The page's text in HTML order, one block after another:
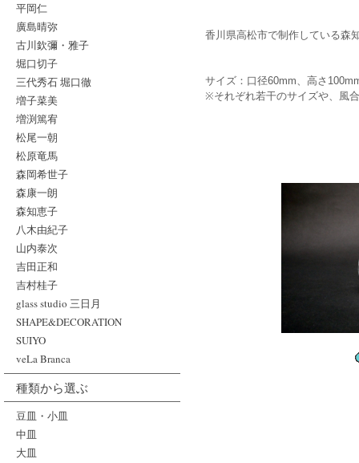
平岡仁
廣島晴弥
古川欽彌・雅子
堀口切子
三代秀石 堀口徹
増子菜美
増渕篤宥
松尾一朝
松原竜馬
森岡希世子
森康一朗
森知恵子
八木由紀子
山内泰次
吉田正和
吉村桂子
glass studio 三日月
SHAPE&DECORATION
SUIYO
veLa Branca
種類から選ぶ
豆皿・小皿
中皿
大皿
香川県高松市で制作している森
サイズ：口径60mm、高さ
※それぞれ若干のサイズや、風